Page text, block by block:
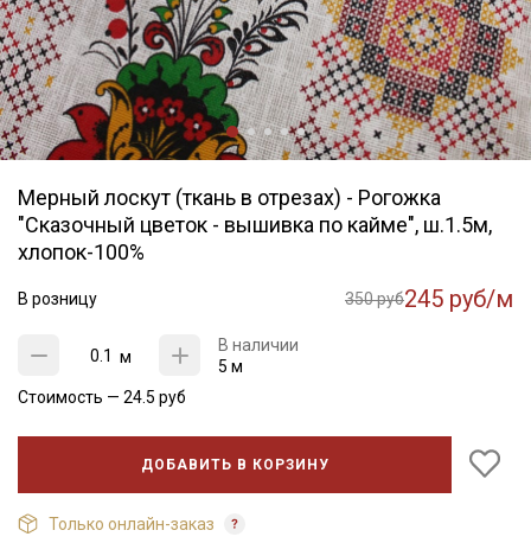
Мерный лоскут (ткань в отрезах) - Рогожка
"Сказочный цветок - вышивка по кайме", ш.1.5м,
хлопок-100%
В розницу 350 руб245 руб/м
м
В наличии
5 м
Стоимость — 24.5 руб
ДОБАВИТЬ В КОРЗИНУ
Только онлайн-заказ